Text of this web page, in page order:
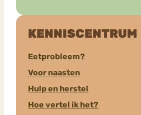
KENNISCENTRUM
Eetprobleem?
Voor naasten
Hulp en herstel
Hoe vertel ik het?